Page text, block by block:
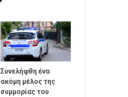
Συνελήφθη ένα
ακόμη μέλος της
συμμορίας του